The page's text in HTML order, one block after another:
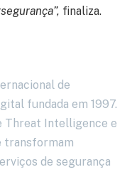
finaliza.
de
fundada em 1997.
Threat Intelligence e
transformam
de segurança